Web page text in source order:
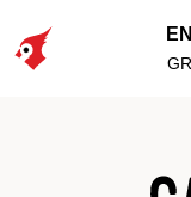
EN
GR